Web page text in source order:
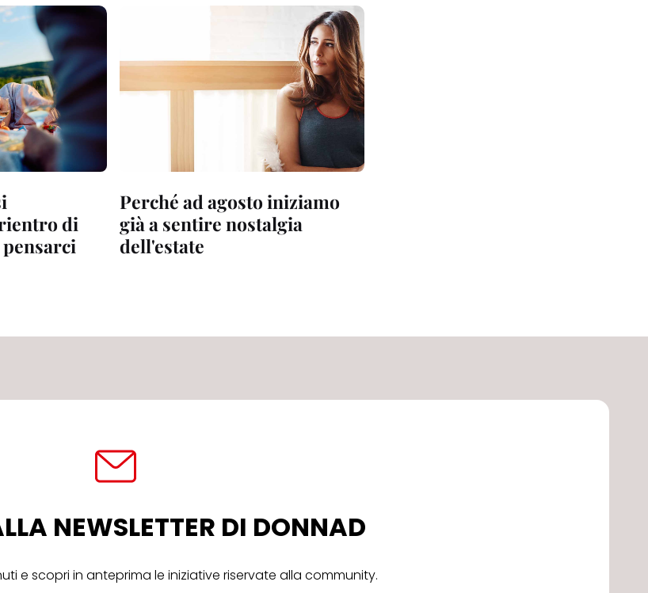
di
Perché ad agosto iniziamo
già a sentire nostalgia
dell'estate
NEWSLETTER DI DONNAD
e scopri in anteprima le iniziative riservate alla community.